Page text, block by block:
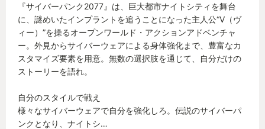
タイトルに比肩するものはない。
作品全体を貫くノーフューチャーな物語をどう生き
抜くか／どう死ぬか。
インプラント山盛りでヒャッハー体験を味わうのに
も絶好のタイトルであったが、そこにさらに磨きが
かかったアップデートであった。
『サイバーパンク2077』は、巨大都市ナイトシティを舞台
に、謎めいたインプラントを追うことになった主人公“V（ヴ
ィー）”を操るオープンワールド・アクションアドベンチャ
ー。外見からサイバーウェアによる身体強化まで、豊富なカ
スタマイズ要素を用意。無数の選択肢を通じて、自分だけの
ストーリーを語れ。
自分のスタイルで戦え
様々なサイバーウェアで自分を強化しろ。伝説のサイバーパ
ンクとなり、ナイトシ…